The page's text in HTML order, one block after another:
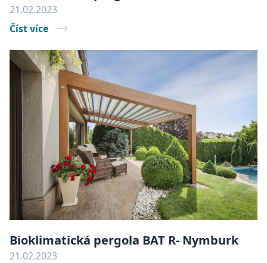
21.02.2023
Číst více
Bioklimatická pergola BAT R- Nymburk
21.02.2023